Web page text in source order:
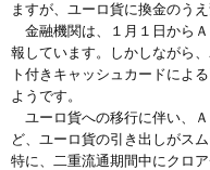
ますが、ユーロ貨に換金のうえ
金融機関は、１月１日から
報しています。しかしながら
ト付きキャッシュカードによ
ようです。
ユーロ貨への移行に伴い、
ど、ユーロ貨の引き出しがス
特に、二重流通期間中にクロ